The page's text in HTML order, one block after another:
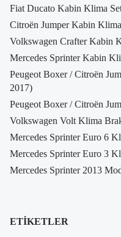
Fiat Ducato Kabin Klima
Citroën Jumper Kabin
Volkswagen Crafter Kabin
Mercedes Sprinter Kabin
Peugeot Boxer / Citroën
2017)
Peugeot Boxer / Citroën
Volkswagen Volt Klima
Mercedes Sprinter Euro 6
Mercedes Sprinter Euro 3
Mercedes Sprinter 2013
ETIKETLER